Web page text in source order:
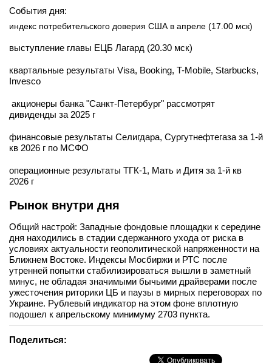
События дня:
индекс потребительского доверия США в апреле (17.00 мск)
выступление главы ЕЦБ Лагард (20.30 мск)
квартальные результаты Visa, Booking, T-Mobile, Starbucks,
Invesco
акционеры банка "Санкт-Петербург" рассмотрят
дивиденды за 2025 г
финансовые результаты Селигдара, Сургутнефтегаза за 1-й
кв 2026 г по МСФО
операционные результаты ТГК-1, Мать и Дитя за 1-й кв
2026 г
Рынок внутри дня
Общий настрой: Западные фондовые площадки к середине
дня находились в стадии сдержанного ухода от риска в
условиях актуальности геополитической напряженности на
Ближнем Востоке. Индексы Мосбиржи и РТС после
утренней попытки стабилизироваться вышли в заметный
минус, не обладая значимыми бычьими драйверами после
ужесточения риторики ЦБ и паузы в мирных переговорах по
Украине. Рублевый индикатор на этом фоне вплотную
подошел к апрельскому минимуму 2703 пункта.
Поделиться: